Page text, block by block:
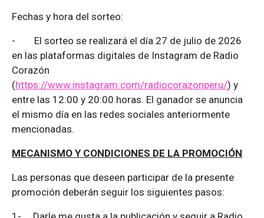
Fechas y hora del sorteo:
- El sorteo se realizará el día 27 de julio de 2026
en las plataformas digitales de Instagram de Radio
Corazón
(https://www.instagram.com/radiocorazonperu/) y
entre las 12:00 y 20:00 horas. El ganador se anuncia
el mismo día en las redes sociales anteriormente
mencionadas.
MECANISMO Y CONDICIONES DE LA PROMOCIÓN
Las personas que deseen participar de la presente
promoción deberán seguir los siguientes pasos: